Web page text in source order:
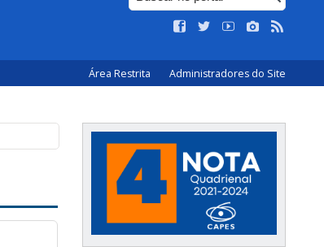
Área Restrita Administradores do Site